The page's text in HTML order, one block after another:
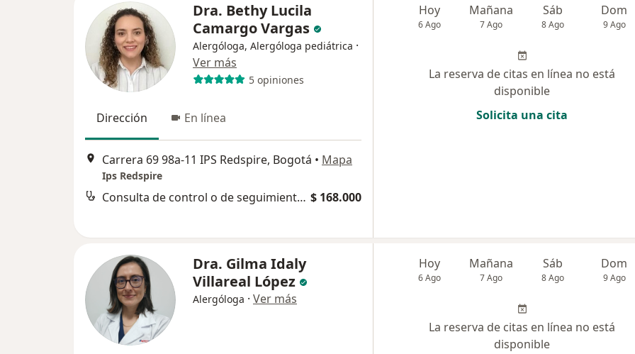
Dra. Bethy Lucila
Camargo Vargas
Alergóloga, Alergóloga pediátrica ·
Ver más
5 opiniones
Dirección En línea
Carrera 69 98a-11 IPS Redspire, Bogotá • Mapa
Ips Redspire
Consulta de control o de seguimiento por especialista en Alergología $ 168.000
Hoy
6 Ago
Mañana
7 Ago
Sáb
8 Ago
Dom
9 Ago
La reserva de citas en línea no está
disponible
Solicita una cita
Dra. Gilma Idaly
Villareal López
Alergóloga · Ver más
Hoy
6 Ago
Mañana
7 Ago
Sáb
8 Ago
Dom
9 Ago
La reserva de citas en línea no está
disponible